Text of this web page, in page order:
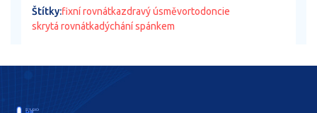
Štítky:fixní rovnátkazdravý úsměvortodoncie
skrytá rovnátkadýchání spánkem